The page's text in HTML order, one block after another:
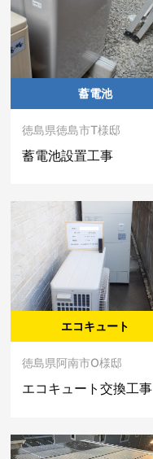
蓄電池
徳島県徳島市T様邸
蓄電池設置工事
エコキュート
徳島県阿南市O様邸
エコキュート交換工事